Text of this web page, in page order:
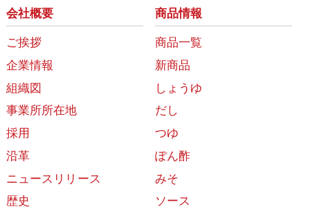
会社概要
ご挨拶
企業情報
組織図
事業所所在地
採用
沿革
ニュースリリース
歴史
商品情報
商品一覧
新商品
しょうゆ
だし
つゆ
ぽん酢
みそ
ソース